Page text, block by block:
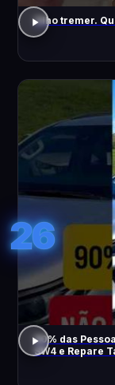
Olho tremer.
26
90% das
SW4 e Repare